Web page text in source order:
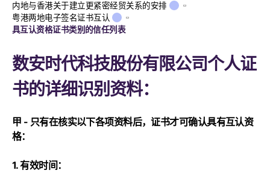
内地与香港关于建立更紧密经贸关系的安排
粤港两地电子签名证书互认
具互认资格证书类别的信任列表
数安时代科技股份有限公司个人证
书的详细识别资料：
甲 - 只有在核实以下各项资料后，证书才可确认具有互认资
格：
1. 有效时间：